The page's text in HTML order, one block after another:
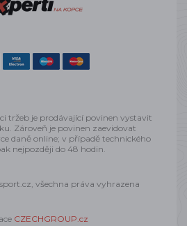
tržeb je prodávající povinen vystavit
Zároveň je povinen zaevidovat
daně online; v případě technického
nejpozději do 48 hodin.
všechna práva vyhrazena
CZECHGROUP.cz